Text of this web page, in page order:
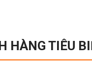
HÀNG TIÊU